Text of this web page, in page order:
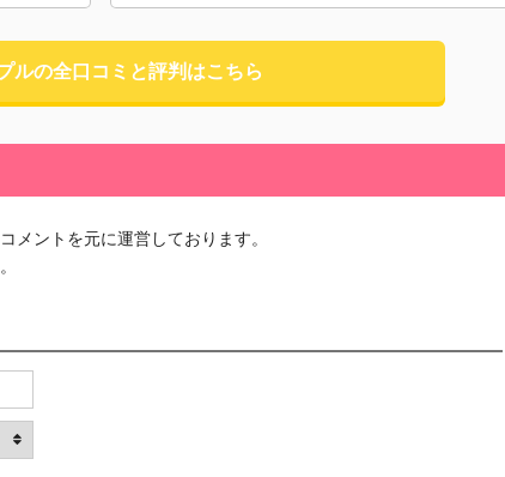
ルの全口コミと評判はこちら
メントを元に運営しております。